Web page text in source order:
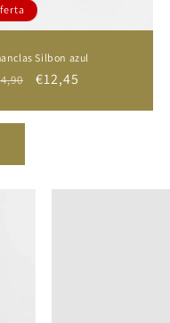
Silbon azul
Precio
€12,45